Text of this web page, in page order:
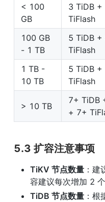
< 100
GB
3 TiDB
TiFlash
100 GB
- 1 TB
5 TiDB
TiFlash
1 TB -
10 TB
5 TiDB
TiFlash
> 10 TB
7+ TiDB
+ 7+
5.3 扩容注意事项
TiKV 节点数量 ：
容建议每次增加 2
TiDB 节点数量 ：